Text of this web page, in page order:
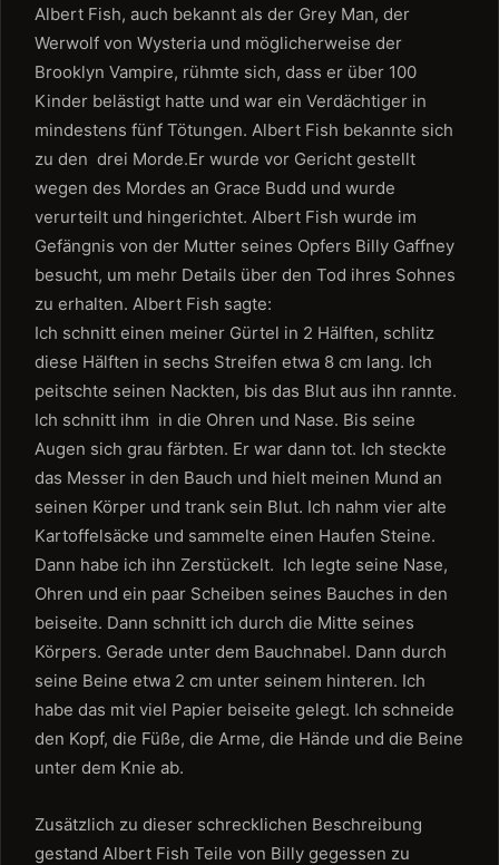
Albert Fish, auch bekannt als der Grey Man, der
Werwolf von Wysteria und möglicherweise der
Brooklyn Vampire, rühmte sich, dass er über 100
Kinder belästigt hatte und war ein Verdächtiger in
mindestens fünf Tötungen. Albert Fish bekannte sich
zu den drei Morde.Er wurde vor Gericht gestellt
wegen des Mordes an Grace Budd und wurde
verurteilt und hingerichtet. Albert Fish wurde im
Gefängnis von der Mutter seines Opfers Billy Gaffney
besucht, um mehr Details über den Tod ihres Sohnes
zu erhalten. Albert Fish sagte:
Ich schnitt einen meiner Gürtel in 2 Hälften, schlitz
diese Hälften in sechs Streifen etwa 8 cm lang. Ich
peitschte seinen Nackten, bis das Blut aus ihn rannte.
Ich schnitt ihm in die Ohren und Nase. Bis seine
Augen sich grau färbten. Er war dann tot. Ich steckte
das Messer in den Bauch und hielt meinen Mund an
seinen Körper und trank sein Blut. Ich nahm vier alte
Kartoffelsäcke und sammelte einen Haufen Steine.
Dann habe ich ihn Zerstückelt. Ich legte seine Nase,
Ohren und ein paar Scheiben seines Bauches in den
beiseite. Dann schnitt ich durch die Mitte seines
Körpers. Gerade unter dem Bauchnabel. Dann durch
seine Beine etwa 2 cm unter seinem hinteren. Ich
habe das mit viel Papier beiseite gelegt. Ich schneide
den Kopf, die Füße, die Arme, die Hände und die Beine
unter dem Knie ab.
Zusätzlich zu dieser schrecklichen Beschreibung
gestand Albert Fish Teile von Billy gegessen zu